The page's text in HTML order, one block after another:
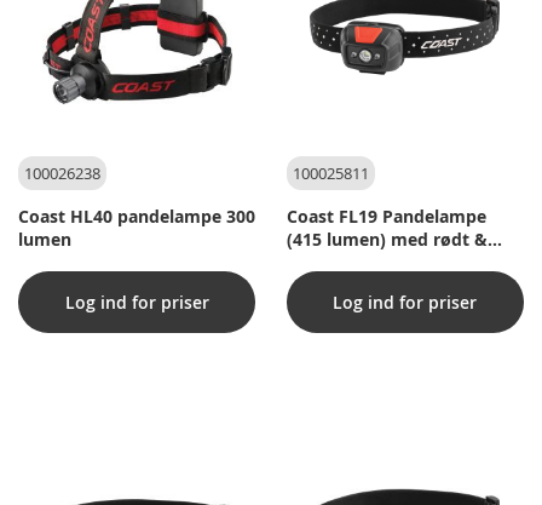
100026238
Coast HL40 pandelampe 300
lumen
Log ind for priser
100025811
Coast FL19 Pandelampe
(415 lumen) med rødt &
Log ind for priser